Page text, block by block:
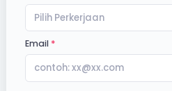
Pilih Perkerjaan
Email